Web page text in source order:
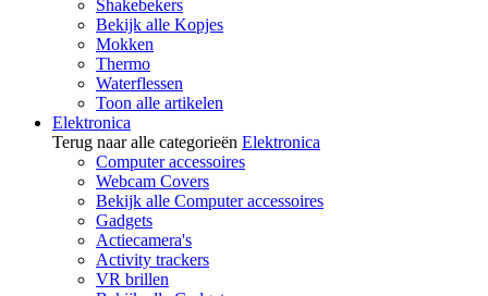
Shakebekers
Bekijk alle Kopjes
Mokken
Thermo
Waterflessen
Toon alle artikelen
Elektronica
Terug naar alle categorieën Elektronica
Computer accessoires
Webcam Covers
Bekijk alle Computer accessoires
Gadgets
Actiecamera's
Activity trackers
VR brillen